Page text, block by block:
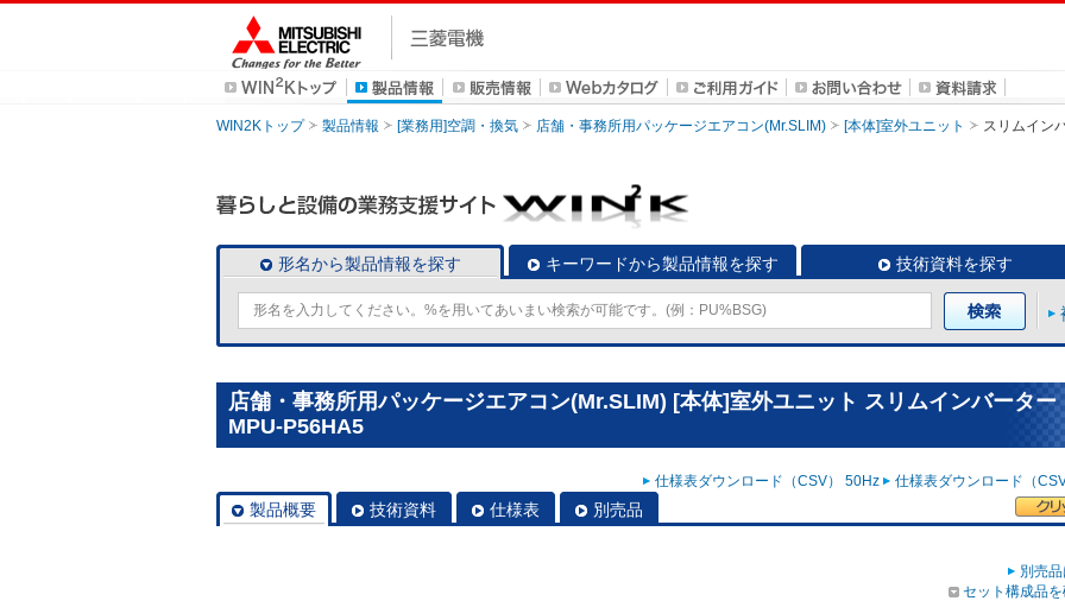
WIN2Kトップ 製品情報 [業務用]空調・換気 店舗・事務所用パッケージエアコン(Mr.SLIM) [本体]室外ユニット スリムイン
形名から製品情報を探す キーワードから製品情報を探す 技術資料を探す
店舗・事務所用パッケージエアコン(Mr.SLIM) [本体]室外ユニット スリムインバーター
MPU-P56HA5
仕様表ダウンロード（CSV） 50Hz 仕様表ダウンロード（
製品概要 技術資料 仕様表 別売品
別売
セット構成品